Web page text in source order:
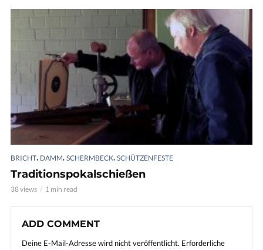
BRICHT, DAMM, SCHERMBECK, SCHÜTZENFESTE
Traditionspokalschießen
38 views 1 min read
ADD COMMENT
Deine E-Mail-Adresse wird nicht veröffentlicht. Erforderliche